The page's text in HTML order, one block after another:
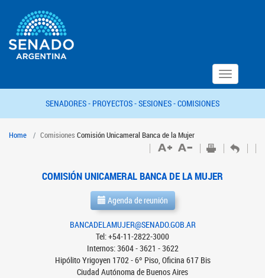
Toggle
navigation
SENADORES - PROYECTOS -SESIONES -COMISIONES
Home Comisiones Comisión Unicameral Banca de la Mujer
COMISIÓN UNICAMERAL BANCA DE LA MUJER
Agenda de reunión
BANCADELAMUJER@SENADO.GOB.AR
Tel: +54-11-2822-3000
Internos: 3604 - 3621 - 3622
Hipólito Yrigoyen 1702 - 6º Piso, Oficina 617 Bis
Ciudad Autónoma de Buenos Aires